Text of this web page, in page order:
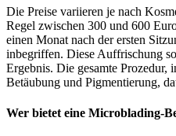
Die Preise variieren je nach
Regel zwischen 300 und 600
einen Monat nach der ersten
inbegriffen. Diese Auffrischung
Ergebnis. Die gesamte Prozedur,
Betäubung und Pigmentierung,
Wer bietet eine Microblading-